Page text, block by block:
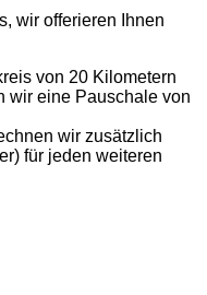
wir offerieren Ihnen
von 20 Kilometern
wir eine Pauschale von
wir zusätzlich
für jeden weiteren